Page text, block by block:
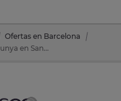
Ofertas en Barcelona
Oposiciones de Administratius de Catalunya en Sant Fruitos De Bages (Barcelona)